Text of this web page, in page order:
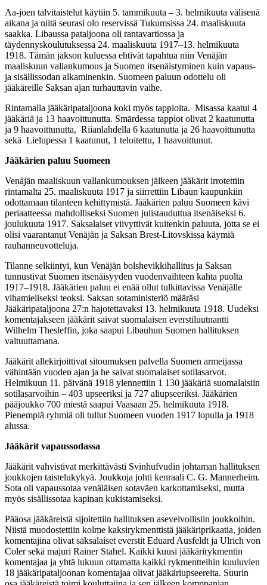
Aa-joen talvitaistelut käytiin 5. tammikuuta – 3. helmikuuta välisenä
aikana ja niitä seurasi olo reservissä Tukumsissa 24. maaliskuuta
saakka. Libaussa pataljoona oli rantavartiossa ja
täydennyskoulutuksessa 24. maaliskuuta 1917–13. helmikuuta
1918. Tämän jakson kuluessa ehtivät tapahtua niin Venäjän
maaliskuun vallankumous ja Suomen itsenäistyminen kuin vapaus-
ja sisällissodan alkaminenkin. Suomeen paluun odottelu oli
jääkäreille Saksan ajan turhauttavin vaihe.
Rintamalla jääkäripataljoona koki myös tappioita. Misassa kaatui 4
jääkäriä ja 13 haavoittunutta. Smārdessa tappiot olivat 2 kaatunutta
ja 9 haavoittunutta, Riianlahdella 6 kaatunutta ja 26 haavoittunutta
sekä Lielupessa 1 kaatunut, 1 teloitettu, 1 haavoittunut.
Jääkärien paluu Suomeen
Venäjän maaliskuun vallankumouksen jälkeen jääkärit irrotettiin
rintamalta 25. maaliskuuta 1917 ja siirrettiin Libaun kaupunkiin
odottamaan tilanteen kehittymistä. Jääkärien paluu Suomeen kävi
periaatteessa mahdolliseksi Suomen julistauduttua itsenäiseksi 6.
joulukuuta 1917. Saksalaiset viivyttivät kuitenkin paluuta, jotta se ei
olisi vaarantanut Venäjän ja Saksan Brest-Litovskissa käymiä
rauhanneuvotteluja.
Tilanne selkiintyi, kun Venäjän bolshevikkihallitus ja Saksan
tunnustivat Suomen itsenäisyyden vuodenvaihteen kahta puolta
1917‒1918. Jääkärien paluu ei enää ollut tulkittavissa Venäjälle
vihamieliseksi teoksi. Saksan sotaministeriö määräsi
Jääkäripataljoona 27:n hajotettavaksi 13. helmikuuta 1918. Uudeksi
komentajakseen jääkärit saivat suomalaisen everstiluutnantti
Wilhelm Thesleffin, joka saapui Libauhun Suomen hallituksen
valtuuttamana.
Jääkärit allekirjoittivat sitoumuksen palvella Suomen armeijassa
vähintään vuoden ajan ja he saivat suomalaiset sotilasarvot.
Helmikuun 11. päivänä 1918 ylennettiin 1 130 jääkäriä suomalaisiin
sotilasarvoihin – 403 upseeriksi ja 727 aliupseeriksi. Jääkärien
pääjoukko 700 miestä saapui Vaasaan 25. helmikuuta 1918.
Pienempiä ryhmiä oli tullut Suomeen vuoden 1917 lopulla ja 1918
alussa.
Jääkärit vapaussodassa
Jääkärit vahvistivat merkittävästi Svinhufvudin johtaman hallituksen
joukkojen taistelukykyä. Joukkoja johti kenraali C. G. Mannerheim.
Sota oli vapaussotaa venäläisen sotaväen karkottamiseksi, mutta
myös sisällissotaa kapinan kukistamiseksi.
Pääosa jääkäreistä sijoitettiin hallituksen asevelvollisiin joukkoihin.
Niistä muodostettiin kolme kaksirykmenttistä jääkäriprikaatia, joiden
komentajina olivat saksalaiset everstit Eduard Ausfeldt ja Ulrich von
Coler sekä majuri Rainer Stahel. Kaikki kuusi jääkärirykmentin
komentajaa ja yhtä lukuun ottamatta kaikki rykmentteihin kuuluvien
18 jääkäripataljoonan komentajaa olivat jääkäriupseereita. Suurin